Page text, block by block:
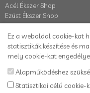
Acél Ékszer Shop
Ezüst Ékszer Shop
Fiók
Elállás a szerződéstől
Kívánságlista
Hírlevél
Ez a weboldal cookie-kat
statisztikák készítése és
mely cookie-kat
Alapműködéshez
Statisztikai célú cookie-k